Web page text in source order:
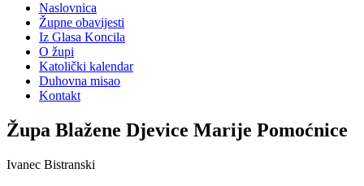
Naslovnica
Župne obavijesti
Iz Glasa Koncila
O župi
Katolički kalendar
Duhovna misao
Kontakt
Župa Blažene Djevice Marije Pomoćnice
Ivanec Bistranski